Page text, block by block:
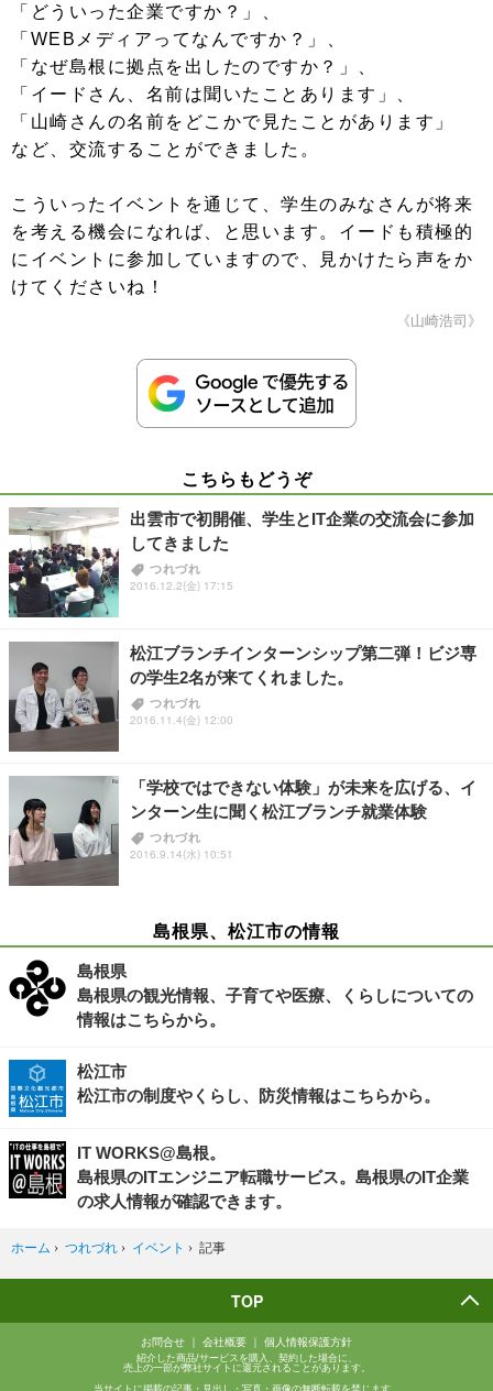
「どういった企業ですか？」、
「WEBメディアってなんですか？」、
「なぜ島根に拠点を出したのですか？」、
「イードさん、名前は聞いたことあります」、
「山崎さんの名前をどこかで見たことがあります」
など、交流することができました。
こういったイベントを通じて、学生のみなさんが将来
を考える機会になれば、と思います。イードも積極的
にイベントに参加していますので、見かけたら声をか
けてくださいね！
《山崎浩司》
こちらもどうぞ
出雲市で初開催、学生とIT企業の交流会に参加
してきました
つれづれ
2016.12.2(金) 17:15
松江ブランチインターンシップ第二弾！ビジ専
の学生2名が来てくれました。
つれづれ
2016.11.4(金) 12:00
「学校ではできない体験」が未来を広げる、イ
ンターン生に聞く松江ブランチ就業体験
つれづれ
2016.9.14(水) 10:51
島根県、松江市の情報
島根県
島根県の観光情報、子育てや医療、くらしについての
情報はこちらから。
松江市
松江市の制度やくらし、防災情報はこちらから。
IT WORKS@島根。
島根県のITエンジニア転職サービス。島根県のIT企業
の求人情報が確認できます。
ホーム › つれづれ › イベント › 記事
TOP
お問合せ 会社概要 個人情報保護方針
紹介した商品/サービスを購入、契約した場合に、
売上の一部が弊社サイトに還元されることがあります。